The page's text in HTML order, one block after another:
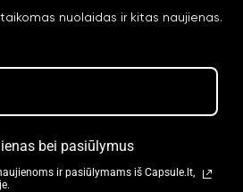
nuolaidas ir kitas naujienas.
bei pasiūlymus
ir pasiūlymams iš Capsule.lt,